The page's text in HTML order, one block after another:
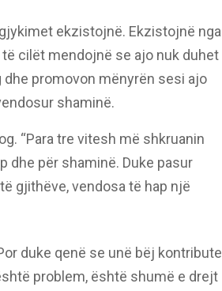
ekzistojnë. Ekzistojnë nga
cilët mendojnë se ajo nuk duhet
dhe promovon mënyrën sesi ajo
shaminë.
“Para tre vitesh më shkruanin
dhe për shaminë. Duke pasur
gjithëve, vendosa të hap një
duke qenë se unë bëj kontribute
problem, është shumë e drejt